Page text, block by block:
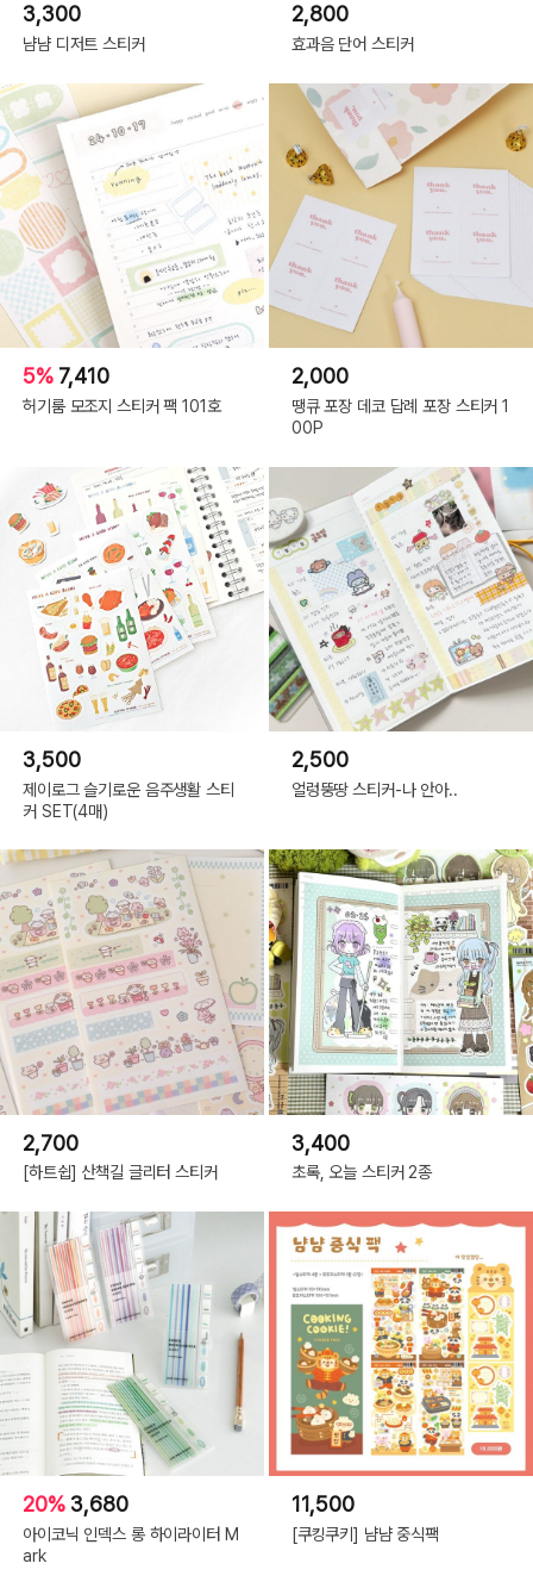
3,300
냠냠 디저트 스티커
2,800
효과음 단어 스티커
5% 7,410
허기룸 모조지 스티커 팩 101호
2,000
땡큐 포장 데코 답례 포장 스티커 1
00P
3,500
제이로그 슬기로운 음주생활 스티
커 SET(4매)
2,500
얼렁뚱땅 스티커-나 안아..
2,700
[하트쉽] 산책길 글리터 스티커
3,400
초록, 오늘 스티커 2종
20% 3,680
아이코닉 인덱스 롱 하이라이터 M
ark
11,500
[쿠킹쿠키] 냠냠 중식팩